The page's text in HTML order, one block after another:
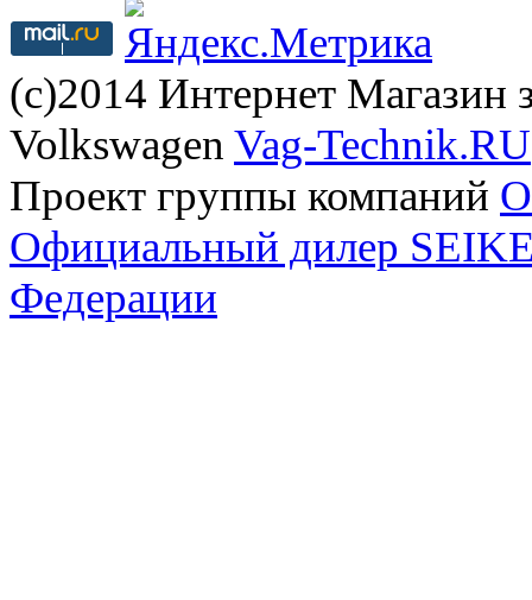
(с)2014 Интернет Магазин
Volkswagen Vag-Technik.RU
Проект группы компаний
Официальный дилер
Федерации